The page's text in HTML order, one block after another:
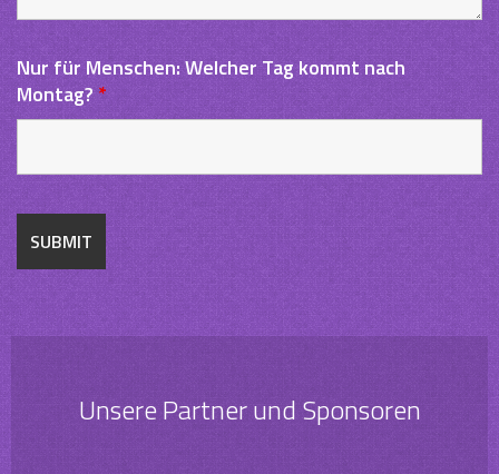
Nur für Menschen: Welcher Tag kommt nach
Montag?*
Unsere Partner und Sponsoren